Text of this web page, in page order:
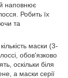
наповнює
Робить їх
та
маски (3-
обов'язково
оскільки біля
а маски серії